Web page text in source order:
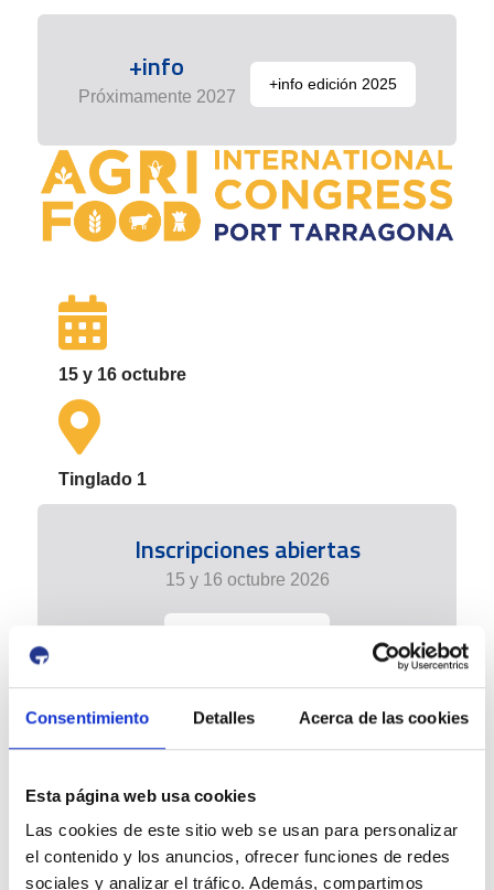
Consentimiento Detalles Acerca de las cookies
Esta página web usa cookies
Las cookies de este sitio web se usan para personalizar
el contenido y los anuncios, ofrecer funciones de redes
sociales y analizar el tráfico. Además, compartimos
+info
Próximamente 2027
+info edición 2025
15 y 16 octubre
Tinglado 1
Inscripciones abiertas
15 y 16 octubre 2026